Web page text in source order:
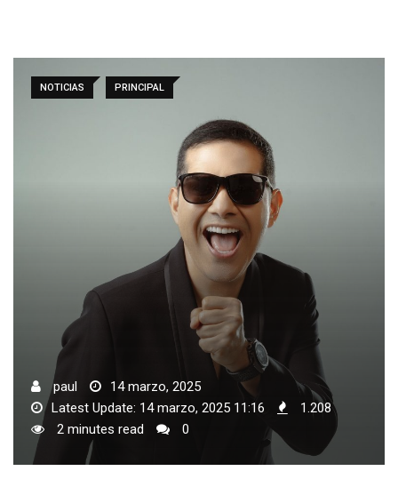
NOTICIAS PRINCIPAL
paul
14 marzo, 2025
Latest Update: 14 marzo, 2025 11:16
1.208
2 minutes read
0